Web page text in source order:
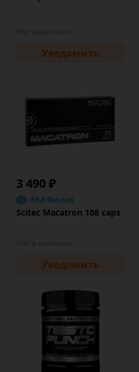
Уведомить
3 490 ₽
69.8 баллов
Scitec Macatron 108 caps
Уведомить